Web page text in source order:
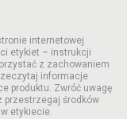
CORTINA, czyli
zbioru, jest
uprawy, w
Wynosi:
internetowej
etykiet – instrukcji
z zachowaniem
informacje
produktu. Zwróć uwagę
przestrzegaj środków
etykiecie.